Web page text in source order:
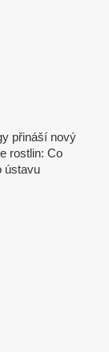
přináší nový
rostlin: Co
ústavu